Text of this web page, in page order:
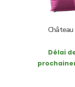
Château
Délai